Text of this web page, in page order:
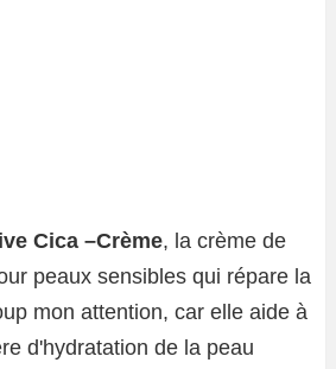
Cica –Crème, la crème de
peaux sensibles qui répare la
mon attention, car elle aide à
d'hydratation de la peau